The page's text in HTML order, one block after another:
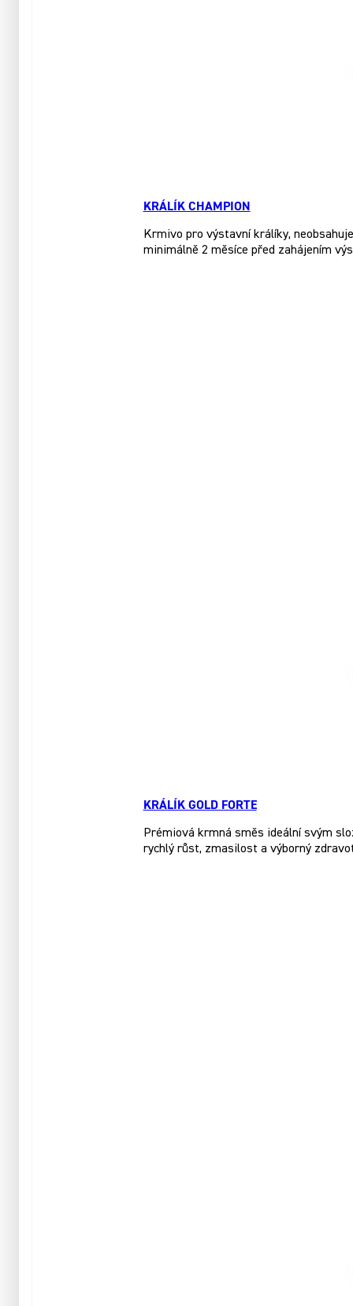
KRÁLÍK CHAMPION
Krmivo pro výstavní králíky,
minimálně 2 měsíce před zahájením
KRÁLÍK GOLD FORTE
Prémiová krmná směs ideální svým
rychlý růst, zmasilost a výborný